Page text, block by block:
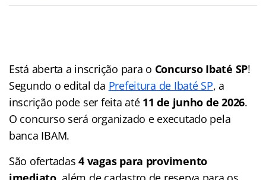
Está aberta a inscrição para o Concurso Ibaté SP!
Segundo o edital da Prefeitura de Ibaté SP, a
inscrição pode ser feita até 11 de junho de 2026.
O concurso será organizado e executado pela
banca IBAM.
São ofertadas4 vagas para provimento